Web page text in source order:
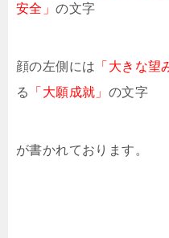
安全」の文字
顔の左側には 「大きな望
る
「大願成就」 の文字
が書かれております。